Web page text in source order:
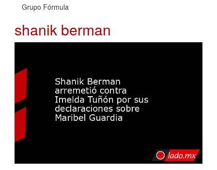
Grupo Fórmula
shanik berman